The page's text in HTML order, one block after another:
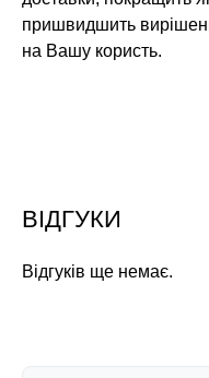
пришвидшить
на Вашу користь.
ВІДГУКИ
Відгуків ще немає.